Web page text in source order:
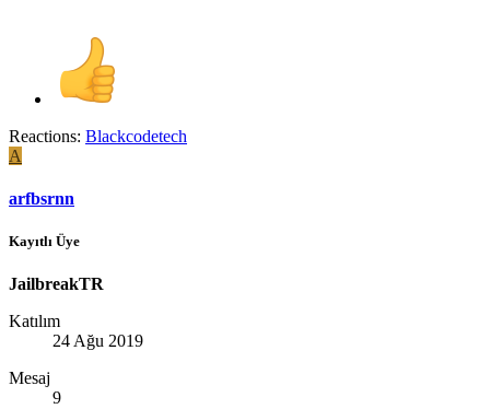
Reactions: Blackcodetech
A
arfbsrnn
Kayıtlı Üye
JailbreakTR
Katılım
24 Ağu 2019
Mesaj
9